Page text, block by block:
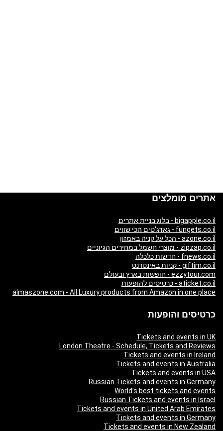
אתרים מומלצים
bigapple.co.il - בלוג בניית אתרים
fungets.co.il - גאדג'טים הכי שווים
azone.co.il - הכל על קניה באמזון
zipzap.co.il - מוצרי חשמל במחירים הגיוניים
fnews.co.il - חדשות כלכלה
giftim.co.il - קניות באינטרנט
ezzytour.com - חופשות בארץ ובעולם
aticket.co.il - כרטיסים להופעות
almaszone.com - All Luxury products from Amazon in one place
כרטיסים והופעות
Tickets and events in UK
London Theatre - Schedule, Tickets and Reviews
Tickets and events in Ireland
Tickets and events in Australia
Tickets and events in USA
Russian Tickets and events in Germany
World’s best tickets and events
Russian Tickets and events in Israel
Tickets and events in United Arab Emirates
Tickets and events in Germany
Tickets and events in New Zealand